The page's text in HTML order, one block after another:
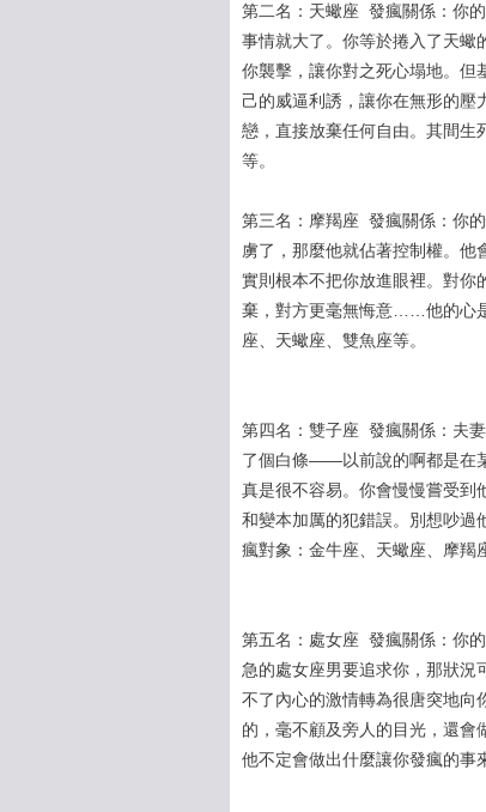
第二名：天蠍座 發瘋關係：你
事情就大了。你等於捲入了天蠍
你襲擊，讓你對之死心塌地。但
己的威逼利誘，讓你在無形的壓
戀，直接放棄任何自由。其間
等。
第三名：摩羯座 發瘋關係：你
虜了，那麼他就佔著控制權。他
實則根本不把你放進眼裡。對你
棄，對方更毫無悔意……他的心
座、天蠍座、雙魚座等。
第四名：雙子座 發瘋關係：夫
了個白條——以前說的啊都是在
真是很不容易。你會慢慢嘗受到
和變本加厲的犯錯誤。別想吵
瘋對象：金牛座、天蠍座、摩羯
第五名：處女座 發瘋關係：你
急的處女座男要追求你，那狀況
不了內心的激情轉為很唐突地向
的，毫不顧及旁人的目光，還會
他不定會做出什麼讓你發瘋的事